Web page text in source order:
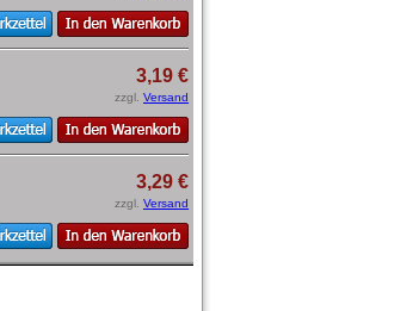
3,19 €
zzgl. Versand
3,29 €
zzgl. Versand